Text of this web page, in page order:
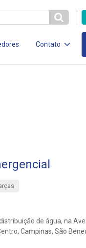
Contato
de água, na
Campinas, São